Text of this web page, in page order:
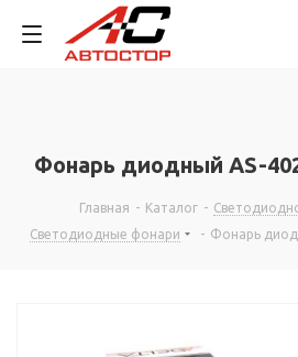
Фонарь диодный AS-
Главная - Каталог -
Светодиодные фонари
- Фонарь